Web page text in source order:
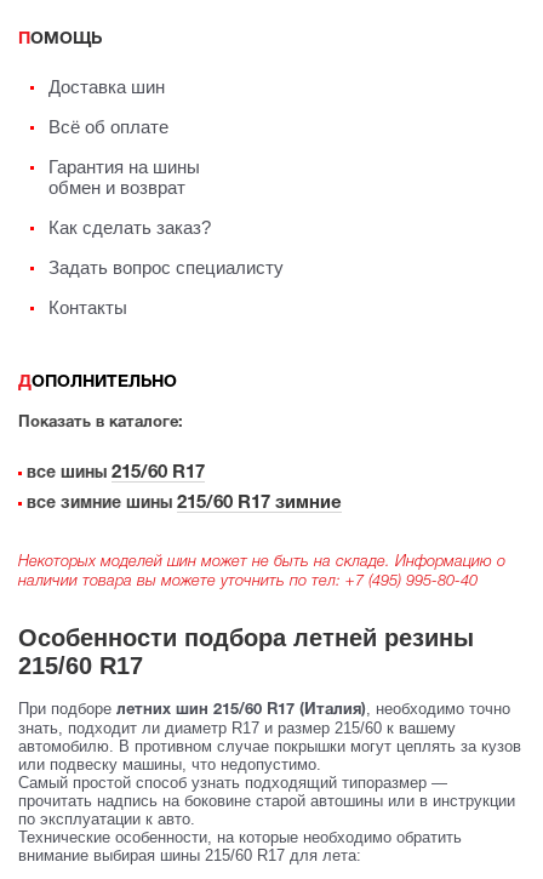
ПОМОЩЬ
Доставка шин
Всё об оплате
Гарантия на шины
обмен и возврат
Как сделать заказ?
Задать вопрос специалисту
Контакты
ДОПОЛНИТЕЛЬНО
Показать в каталоге:
все шины 215/60 R17
все зимние шины 215/60 R17 зимние
Некоторых моделей шин может не быть на складе. Информацию о
наличии товара вы можете уточнить по тел: +7 (495) 995-80-40
Особенности подбора летней резины
215/60 R17
При подборе летних шин 215/60 R17 (Италия), необходимо точно
знать, подходит ли диаметр R17 и размер 215/60 к вашему
автомобилю. В противном случае покрышки могут цеплять за кузов
или подвеску машины, что недопустимо.
Самый простой способ узнать подходящий типоразмер —
прочитать надпись на боковине старой автошины или в инструкции
по эксплуатации к авто.
Технические особенности, на которые необходимо обратить
внимание выбирая шины 215/60 R17 для лета: